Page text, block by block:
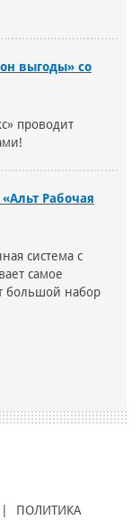
выгоды» со
проводит
Рабочая
система с
самое
большой набор
ПОЛИТИКА